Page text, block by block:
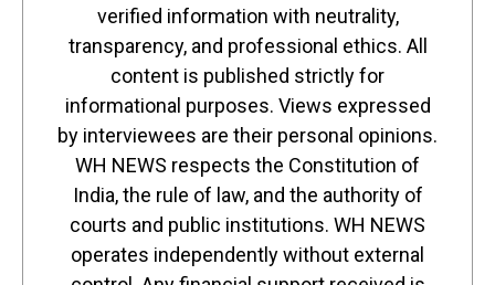
verified information with neutrality,
transparency, and professional ethics. All
content is published strictly for
informational purposes. Views expressed
by interviewees are their personal opinions.
WH NEWS respects the Constitution of
India, the rule of law, and the authority of
courts and public institutions. WH NEWS
operates independently without external